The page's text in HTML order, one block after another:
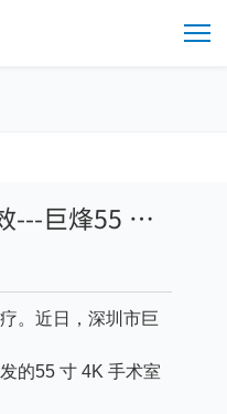
---巨烽55 寸
作站
。近日，深圳市巨
的55 寸 4K 手术室